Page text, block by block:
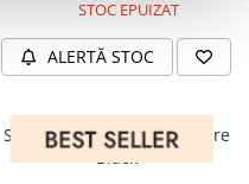
STOC EPUIZAT
ALERTĂ STOC
Saint Laurent SL 244 Victoire
Black